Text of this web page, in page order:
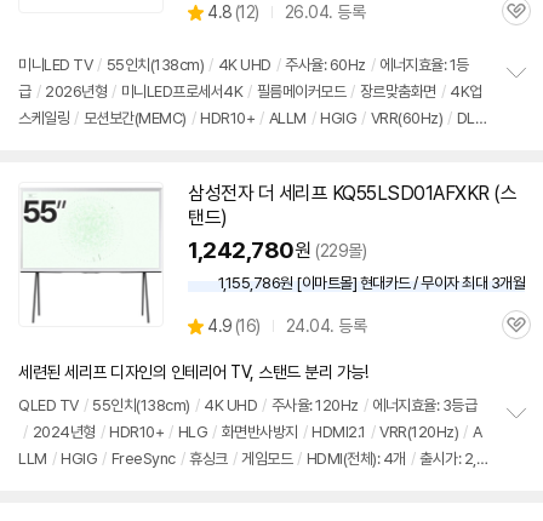
할
가
별
4.8 (상
리
뷰
12) 26.04. 등록
관
미니LED TV / 55인치 (138cm) / 4K UHD / 주사율: 60Hz / 에너지효율: 1등
급 / 2026년형 / 미니LED프로세서4K / 필름메이커모드 / 장르맞춤화면 / 4K업
스케일링 / 모션보간(MEMC) / HDR10+ / ALLM / HGIG / VRR(60Hz) / DL
삼성전자 더 세리프 KQ55LSD01AFXKR (스
탠드)
1,242,780원 (229몰)
1,155,786원 [이마트몰] 현대카드 / 무이자 최대 3개월
별
점
4.9 (상
리
뷰
16) 24.04. 등록
관
세련된 세리프 디자인의 인테리어 TV, 스탠드 분리 가능!
QLED TV / 55인치 (138cm) / 4K UHD / 주사율: 120Hz / 에너지효율: 3등급
/ 2024년형 / HDR10+ / HLG / 화면반사방지 / HDMI2.1 / VRR(120Hz) / A
LLM / HGIG / FreeSync / 휴싱크 / 게임모드 / HDMI(전체): 4개 / 출시가: 2,1